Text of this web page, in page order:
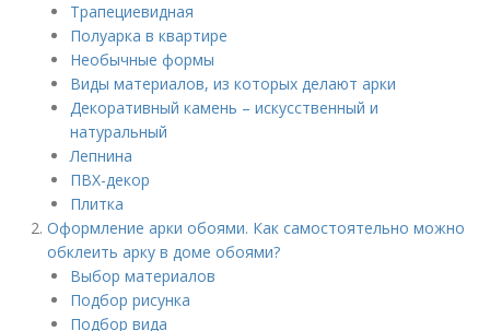
Трапециевидная
Полуарка в квартире
Необычные формы
Виды материалов, из которых делают арки
Декоративный камень – искусственный и
натуральный
Лепнина
ПВХ-декор
Плитка
Оформление арки обоями. Как самостоятельно можно
обклеить арку в доме обоями?
Выбор материалов
Подбор рисунка
Подбор вида